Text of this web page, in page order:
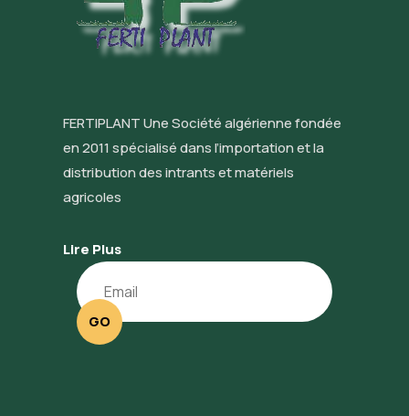
FERTIPLANT Une Société algérienne fondée
en 2011 spécialisé dans l’importation et la
distribution des intrants et matériels
agricoles
Lire Plus
GO